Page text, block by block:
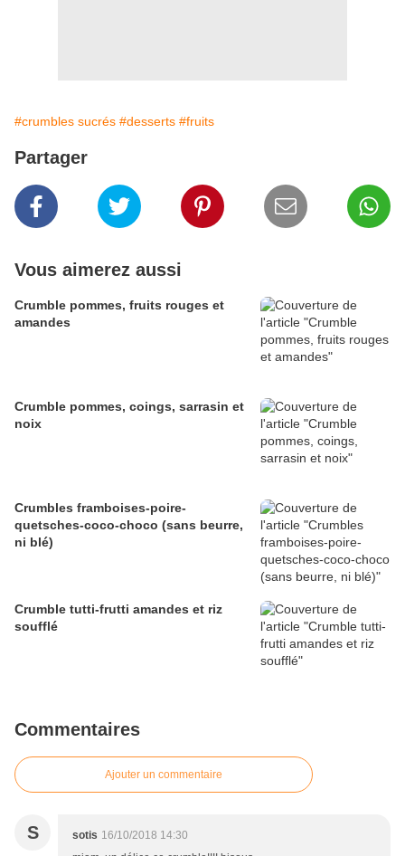
#crumbles sucrés #desserts #fruits
Partager
Vous aimerez aussi
Crumble pommes, fruits rouges et
amandes
Crumble pommes, coings, sarrasin et
noix
Crumbles framboises-poire-
quetsches-coco-choco (sans beurre,
ni blé)
Crumble tutti-frutti amandes et riz
soufflé
Commentaires
Ajouter un commentaire
S sotis 16/10/2018 14:30